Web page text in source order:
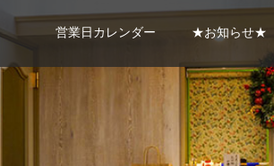
営業日カレンダー ★お知らせ★